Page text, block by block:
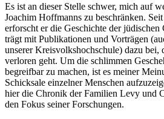
Es ist an dieser Stelle schwer, mich auf
Joachim Hoffmanns zu beschränken.
erforscht er die Geschichte der
trägt mit Publikationen und Vorträgen
unserer Kreisvolkshochschule) dazu bei,
verloren geht. Um die schlimmen
begreifbar zu machen, ist es meiner
Schicksale einzelner Menschen
hier die Chronik der Familien Levy und
den Fokus seiner Forschungen.